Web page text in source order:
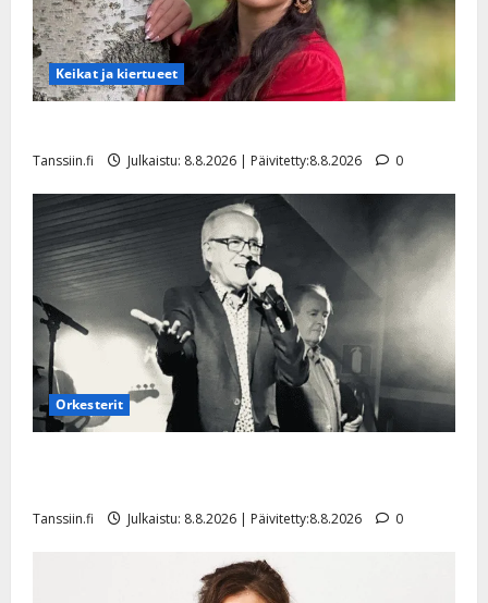
Keikat ja kiertueet
Tanssiin.fi Julkaistu: 8.8.2026 | Päivitetty:8.8.2026 0
Orkesterit
Tanssiin.fi Julkaistu: 8.8.2026 | Päivitetty:8.8.2026 0